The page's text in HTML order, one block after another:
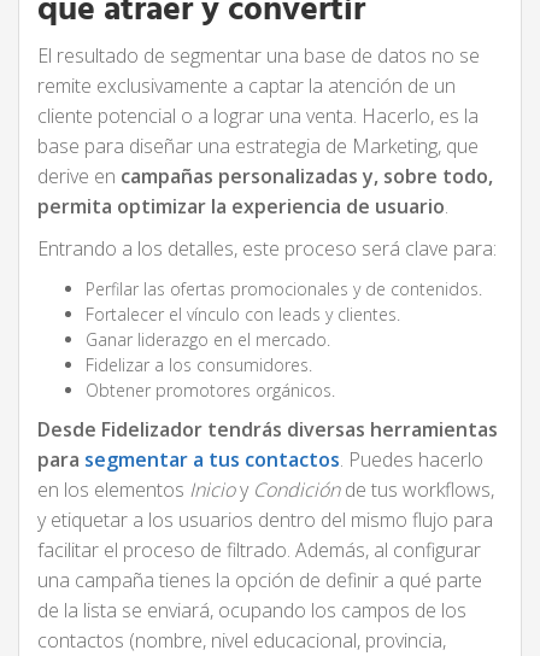
El resultado de segmentar una base de datos no se
remite exclusivamente a captar la atención de un
cliente potencial o a lograr una venta. Hacerlo, es la
base para diseñar una estrategia de Marketing, que
derive en campañas personalizadas y, sobre todo,
permita optimizar la experiencia de usuario.
Entrando a los detalles, este proceso será clave para:
Perfilar las ofertas promocionales y de contenidos.
Fortalecer el vínculo con leads y clientes.
Ganar liderazgo en el mercado.
Fidelizar a los consumidores.
Obtener promotores orgánicos.
Desde Fidelizador tendrás diversas herramientas
para segmentar a tus contactos. Puedes hacerlo
en los elementos Inicioy Condiciónde tus workflows,
y etiquetar a los usuarios dentro del mismo flujo para
facilitar el proceso de filtrado. Además, al configurar
una campaña tienes la opción de definir a qué parte
de la lista se enviará, ocupando los campos de los
contactos (nombre, nivel educacional, provincia,